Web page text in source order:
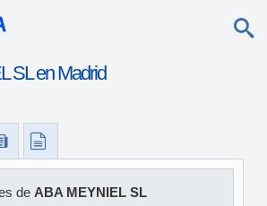
SL en Madrid
de ABA MEYNIEL SL